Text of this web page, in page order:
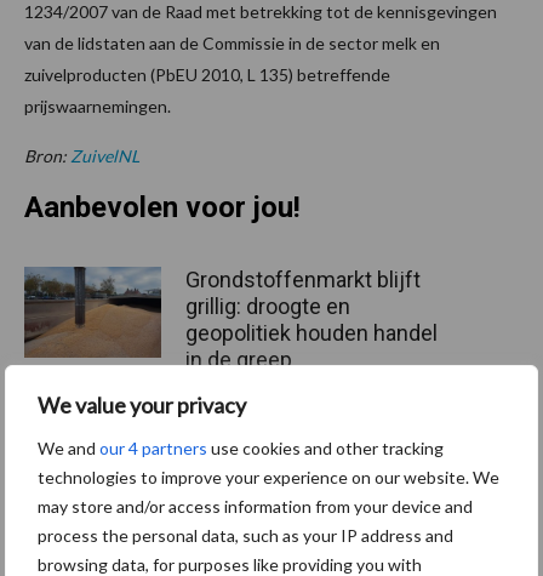
We value your privacy
We and our 4 partners use cookies and other tracking
technologies to improve your experience on our website. We
may store and/or access information from your device and
process the personal data, such as your IP address and
browsing data, for purposes like providing you with
1234/2007 van de Raad met betrekking tot de kennisgevingen
van de lidstaten aan de Commissie in de sector melk en
zuivelproducten (PbEU 2010, L 135) betreffende
prijswaarnemingen.
Bron: ZuivelNL
Aanbevolen voor jou!
Grondstoffenmarkt blijft
grillig: droogte en
geopolitiek houden handel
in de greep
De speenhuid: een vaak
onderschatte risicofactor
voor mastitis